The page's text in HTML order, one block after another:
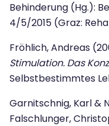
Behinderung (Hg.):
4/5/2015 (Graz:
Fröhlich, Andreas
Stimulation. Das
Selbstbestimmtes
Garnitschnig, Karl &
Falschlunger,